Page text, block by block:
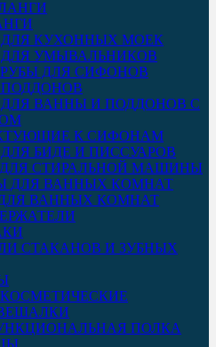
КУХОННЫХ МОЕК
УМЫВАЛЬНИКОВ
ДЛЯ СИФОНОВ
ВАННЫ И ПОДДОНОВ С
К СИФОНАМ
БИДЕ И ПИССУАРОВ
СТИРАЛЬНОЙ МАШИНЫ
ВАННЫХ КОМНАТ
СТАКАНОВ И ЗУБНЫХ
ПОЛКА